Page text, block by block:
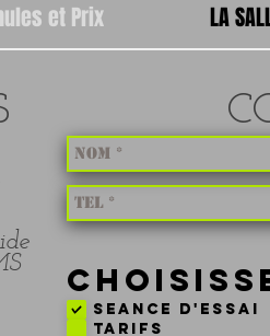
et Prix LA
SEANCE D'ESSAI
TARIFS